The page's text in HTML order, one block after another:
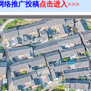
络推广投稿点击进入>>>